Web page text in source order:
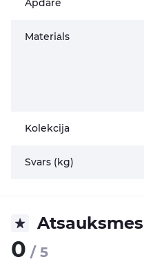
Apdare
Materiāls
Kolekcija
Svars (kg)
Atsauksmes
0 / 5